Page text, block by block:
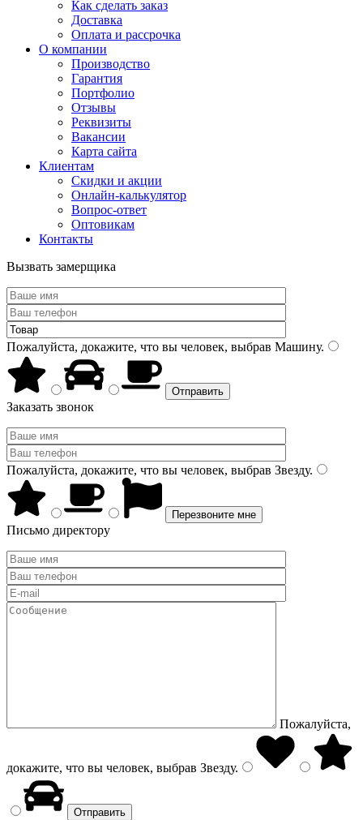
Как сделать заказ
Доставка
Оплата и рассрочка
О компании
Производство
Гарантия
Портфолио
Отзывы
Реквизиты
Вакансии
Карта сайта
Клиентам
Скидки и акции
Онлайн-калькулятор
Вопрос-ответ
Оптовикам
Контакты
Вызвать замерщика
Пожалуйста, докажите, что вы человек, выбрав Машину.
Заказать звонок
Пожалуйста, докажите, что вы человек, выбрав Звезду.
Письмо директору
Пожалуйста,
докажите, что вы человек, выбрав Звезду.